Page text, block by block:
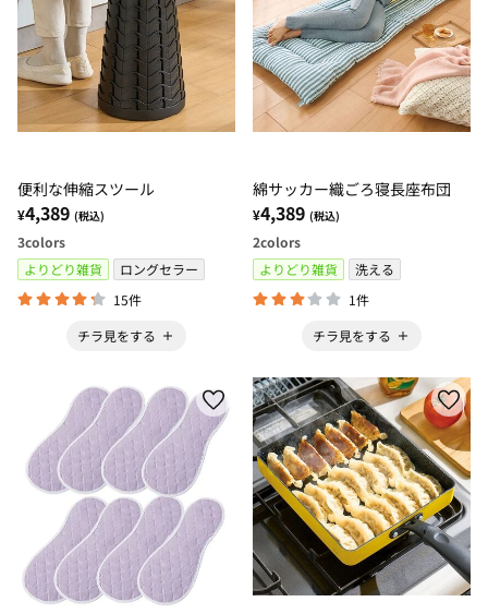
便利な伸縮スツール
¥4,389 (税込)
3colors
よりどり雑貨
ロングセラー
15件
チラ見をする
綿サッカー織ごろ寝長座布団
¥4,389 (税込)
2colors
よりどり雑貨
洗える
1件
チラ見をする